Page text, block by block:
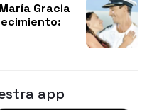
Gracia
app